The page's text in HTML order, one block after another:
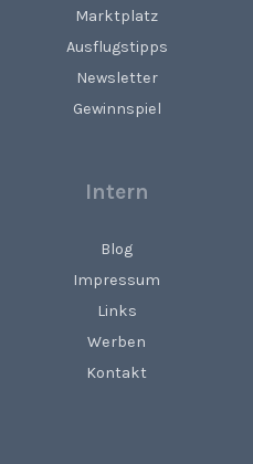
Marktplatz
Ausflugstipps
Newsletter
Gewinnspiel
Intern
Blog
Impressum
Links
Werben
Kontakt